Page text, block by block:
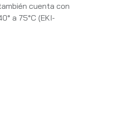
cuenta con
a 75°C (EKI-